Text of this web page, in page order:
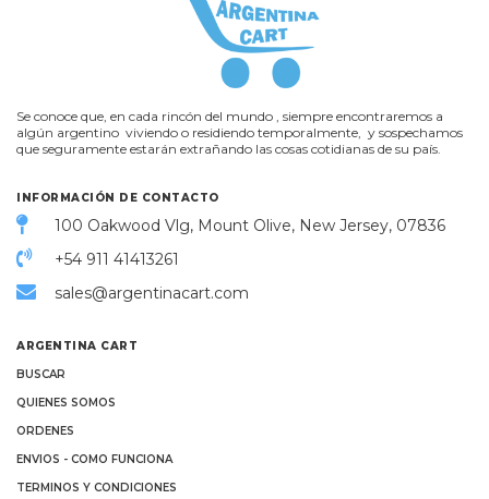
Se conoce que, en cada rincón del mundo , siempre encontraremos a
algún argentino viviendo o residiendo temporalmente, y sospechamos
que seguramente estarán extrañando las cosas cotidianas de su país.
INFORMACIÓN DE CONTACTO
100 Oakwood Vlg, Mount Olive, New Jersey, 07836
+54 911 41413261
sales@argentinacart.com
ARGENTINA CART
BUSCAR
QUIENES SOMOS
ORDENES
ENVIOS - COMO FUNCIONA
TERMINOS Y CONDICIONES